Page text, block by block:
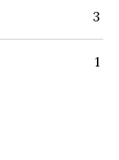
3
1